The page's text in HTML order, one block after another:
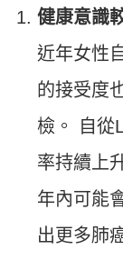
健康意識
近年女性
的接受度
檢。 自從
率持續上
年內可能
出更多肺